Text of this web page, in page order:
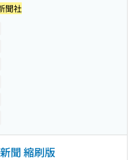
聞社
聞 縮刷版